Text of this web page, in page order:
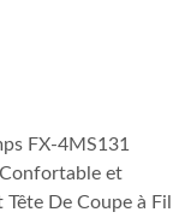
FX-4MS131
et
De Coupe à Fil